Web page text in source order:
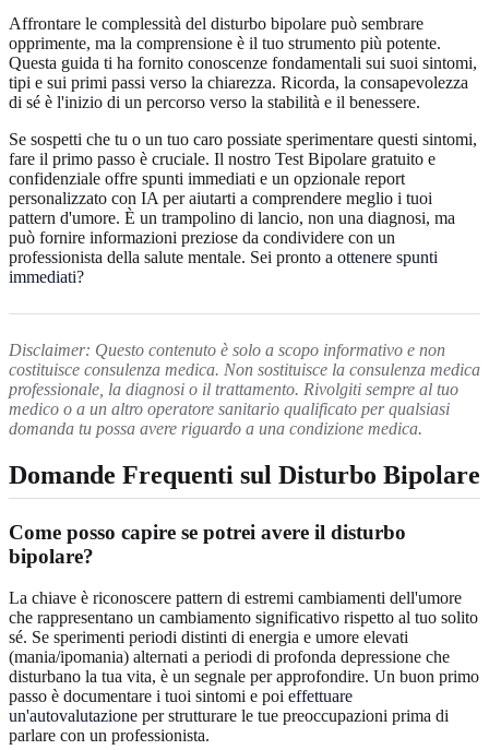
Affrontare le complessità del disturbo bipolare può sembrare
opprimente, ma la comprensione è il tuo strumento più potente.
Questa guida ti ha fornito conoscenze fondamentali sui suoi sintomi,
tipi e sui primi passi verso la chiarezza. Ricorda, la consapevolezza
di sé è l'inizio di un percorso verso la stabilità e il benessere.
Se sospetti che tu o un tuo caro possiate sperimentare questi sintomi,
fare il primo passo è cruciale. Il nostro Test Bipolare gratuito e
confidenziale offre spunti immediati e un opzionale report
personalizzato con IA per aiutarti a comprendere meglio i tuoi
pattern d'umore. È un trampolino di lancio, non una diagnosi, ma
può fornire informazioni preziose da condividere con un
professionista della salute mentale. Sei pronto a ottenere spunti
immediati?
Disclaimer: Questo contenuto è solo a scopo informativo e non
costituisce consulenza medica. Non sostituisce la consulenza medica
professionale, la diagnosi o il trattamento. Rivolgiti sempre al tuo
medico o a un altro operatore sanitario qualificato per qualsiasi
domanda tu possa avere riguardo a una condizione medica.
Domande Frequenti sul Disturbo Bipolare
Come posso capire se potrei avere il disturbo
bipolare?
La chiave è riconoscere pattern di estremi cambiamenti dell'umore
che rappresentano un cambiamento significativo rispetto al tuo solito
sé. Se sperimenti periodi distinti di energia e umore elevati
(mania/ipomania) alternati a periodi di profonda depressione che
disturbano la tua vita, è un segnale per approfondire. Un buon primo
passo è documentare i tuoi sintomi e poi effettuare
un'autovalutazione per strutturare le tue preoccupazioni prima di
parlare con un professionista.